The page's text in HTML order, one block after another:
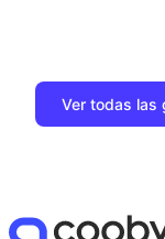
Ver todas las